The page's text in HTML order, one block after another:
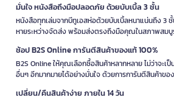
มั่นใจ หนังสือถึงมือปลอดภัย ด้วยบับเบิ้ล 3 ชั้น
หนังสือทุกเล่มจากบีทูเอสห่อด้วยบับเบิ้ลหนาแน่นถึง 3
หายระหว่างจัดส่ง พร้อมส่งตรงถึงมือคุณในสภาพสม
ช้อป B2S Online การันตีสินค้าของแท้ 100%
B2S Online ให้คุณเลือกซื้อสินค้าหลากหลาย ไม่ว่าจะเ
อื่นๆ อีกมากมายได้อย่างมั่นใจ ด้วยการการันตีสินค้าข
เปลี่ยน/คืนสินค้าง่าย ภายใน 14 วัน